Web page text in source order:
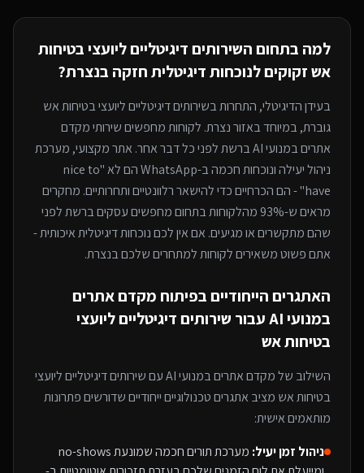
למה בתחום השירותים דיגיטליים ליועצי בטיחות
אשזקוקים לנוכחות דיגיטלית חזקה בנצרת?
בעידן הדיגיטלי, התחרות בשירותים דיגיטליים ליועצי בטיחות אש
גוברת, במיוחדבאזור נצרת. לקוחות מחפשים שירותימקדם
אתרים במנועי AI
ברשת לפני כל דבר אחר. אתר מקצועי, מערכת
ניהול יעילה ונוכחות חכמה ב-WhatsApp הם לא "nice to
have" - הם הכרחיים כדי להישאר רלוונטיים ותחרותיים. מחקרים
מראים ש-93% מהלקוחות בתחום מחפשים עסקים ברשת לפני
שהם מתקשרים או מגיעים. אם אין לכם נוכחות דיגיטלית איכותית -
אתם פשוט משאירים לקוחות למתחריםשלכם בנצרת.
האתגרים הייחודיים בפיתוח מקדם אתרים
במנועי AI
עבור שירותים דיגיטליים ליועצי
בטיחות אש
השילוב שלמקדם אתרים במנועי AI עםשירותים דיגיטליים ליועצי
בטיחות אש מציב אתגרים טכנולוגיים ייחודיים שדורשים פתרונות
מותאמים אישית:
ניהול זמן יעיל:
מערכת תורים חכמה שמונעת no-shows